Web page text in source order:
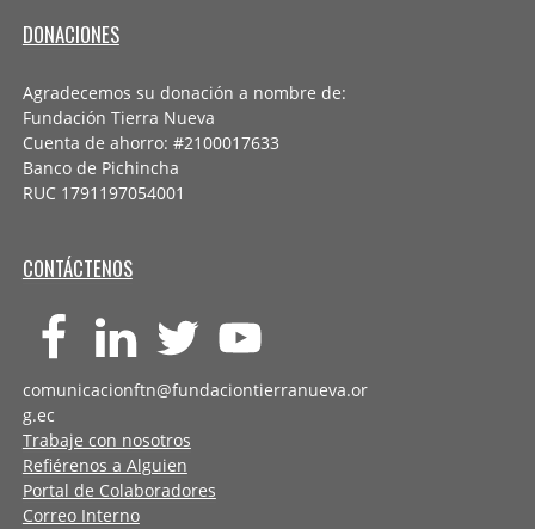
DONACIONES
Agradecemos su donación a nombre de:
Fundación Tierra Nueva
Cuenta de ahorro: #2100017633
Banco de Pichincha
RUC 1791197054001
CONTÁCTENOS
comunicacionftn@fundaciontierranueva.or
g.ec
Trabaje con nosotros
Refiérenos a Alguien
Portal de Colaboradores
Correo Interno